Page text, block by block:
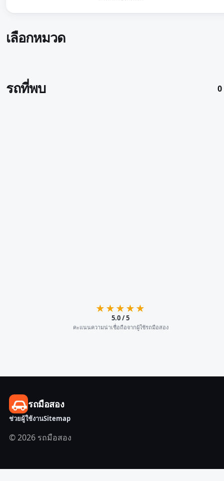
เลือกหมวด
รถที่พบ
★★★★★
5.0 / 5
คะแนนความน่าเชื่อถือจากผู้ใช้รถมือสอง
รถมือสอง
ช่วยผู้ใช้งานSitemap
© 2026 รถมือสอง